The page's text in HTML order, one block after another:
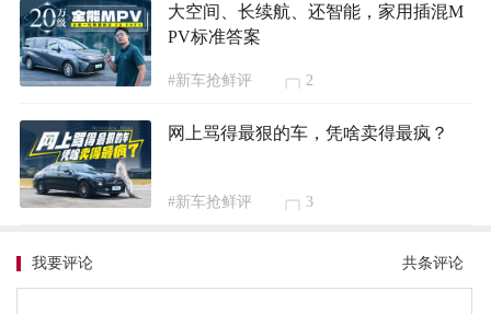
大空间、长续航、还智能，家用插混M
PV标准答案
#新车抢鲜评 2
网上骂得最狠的车，凭啥卖得最疯？
#新车抢鲜评 3
共条评论
我要评论